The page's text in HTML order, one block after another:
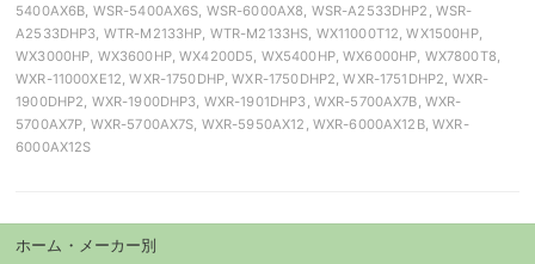
5400AX6B, WSR-5400AX6S, WSR-6000AX8, WSR-A2533DHP2, WSR-
A2533DHP3, WTR-M2133HP, WTR-M2133HS, WX11000T12, WX1500HP,
WX3000HP, WX3600HP, WX4200D5, WX5400HP, WX6000HP, WX7800T8,
WXR-11000XE12, WXR-1750DHP, WXR-1750DHP2, WXR-1751DHP2, WXR-
1900DHP2, WXR-1900DHP3, WXR-1901DHP3, WXR-5700AX7B, WXR-
5700AX7P, WXR-5700AX7S, WXR-5950AX12, WXR-6000AX12B, WXR-
6000AX12S
ホーム・メーカー別